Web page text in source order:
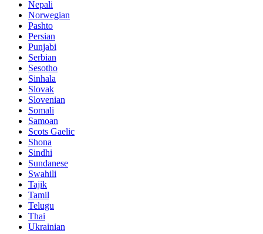
Nepali
Norwegian
Pashto
Persian
Punjabi
Serbian
Sesotho
Sinhala
Slovak
Slovenian
Somali
Samoan
Scots Gaelic
Shona
Sindhi
Sundanese
Swahili
Tajik
Tamil
Telugu
Thai
Ukrainian